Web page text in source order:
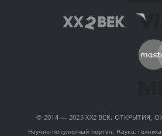
© 2014 — 2025 XX2 ВЕК. ОТКРЫТИЯ,
Научно-популярный портал. Наука,